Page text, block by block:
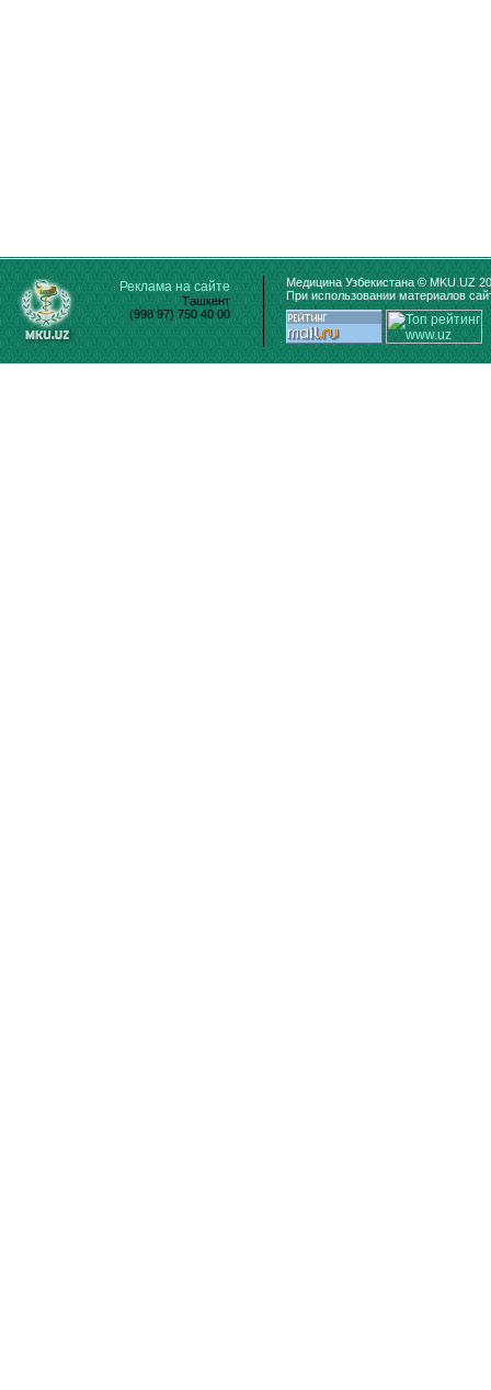
Реклама на сайте
Ташкент
(998 97) 750 40 00
Медицина Узбекистана © MKU.UZ
При использовании материалов